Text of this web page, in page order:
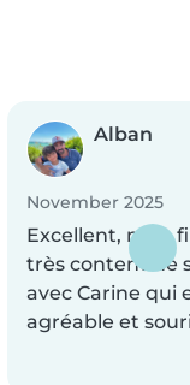
Alban
November 2025
Excellent, mon
très content de
avec Carine qui
agréable et